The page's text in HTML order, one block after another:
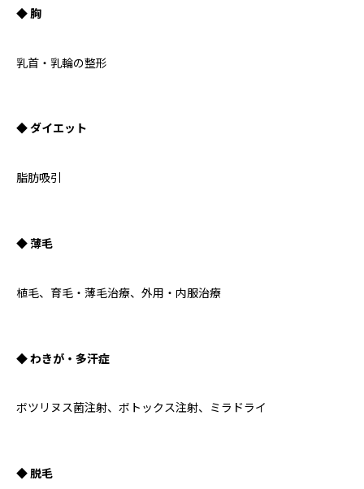
◆ 胸
乳首・乳輪の整形
◆ ダイエット
脂肪吸引
◆ 薄毛
植毛、育毛・薄毛治療、外用・内服治療
◆ わきが・多汗症
ボツリヌス菌注射、ボトックス注射、ミラドライ
◆ 脱毛